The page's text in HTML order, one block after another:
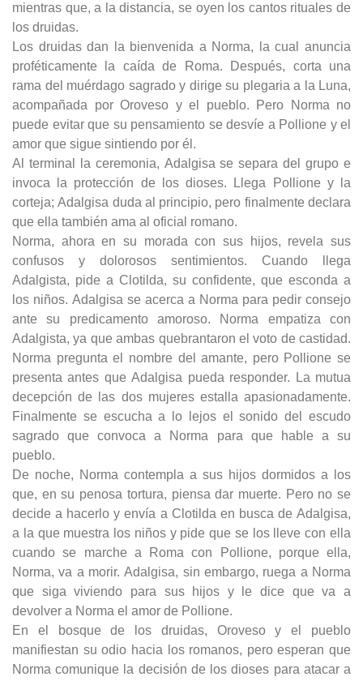
mientras que, a la distancia, se oyen los cantos rituales de
los druidas.
Los druidas dan la bienvenida a Norma, la cual anuncia
proféticamente la caída de Roma. Después, corta una
rama del muérdago sagrado y dirige su plegaria a la Luna,
acompañada por Oroveso y el pueblo. Pero Norma no
puede evitar que su pensamiento se desvíe a Pollione y el
amor que sigue sintiendo por él.
Al terminal la ceremonia, Adalgisa se separa del grupo e
invoca la protección de los dioses. Llega Pollione y la
corteja; Adalgisa duda al principio, pero finalmente declara
que ella también ama al oficial romano.
Norma, ahora en su morada con sus hijos, revela sus
confusos y dolorosos sentimientos. Cuando llega
Adalgista, pide a Clotilda, su confidente, que esconda a
los niños. Adalgisa se acerca a Norma para pedir consejo
ante su predicamento amoroso. Norma empatiza con
Adalgista, ya que ambas quebrantaron el voto de castidad.
Norma pregunta el nombre del amante, pero Pollione se
presenta antes que Adalgisa pueda responder. La mutua
decepción de las dos mujeres estalla apasionadamente.
Finalmente se escucha a lo lejos el sonido del escudo
sagrado que convoca a Norma para que hable a su
pueblo.
De noche, Norma contempla a sus hijos dormidos a los
que, en su penosa tortura, piensa dar muerte. Pero no se
decide a hacerlo y envía a Clotilda en busca de Adalgisa,
a la que muestra los niños y pide que se los lleve con ella
cuando se marche a Roma con Pollione, porque ella,
Norma, va a morir. Adalgisa, sin embargo, ruega a Norma
que siga viviendo para sus hijos y le dice que va a
devolver a Norma el amor de Pollione.
En el bosque de los druidas, Oroveso y el pueblo
manifiestan su odio hacia los romanos, pero esperan que
Norma comunique la decisión de los dioses para atacar a